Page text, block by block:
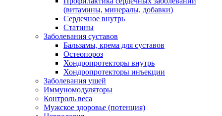
(витамины, минералы, добавки)
Сердечное внутрь
Статины
Заболевания суставов
Бальзамы, крема для суставов
Остеопороз
Хондропротекторы внутрь
Хондропротекторы инъекции
Заболевания ушей
Иммуномодуляторы
Контроль веса
Мужское здоровье (потенция)